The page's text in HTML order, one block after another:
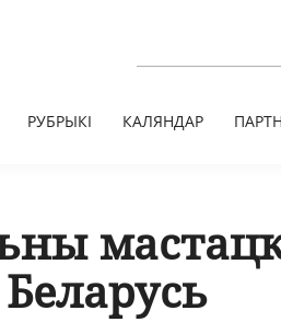
РУБРЫКІ КАЛЯНДАР